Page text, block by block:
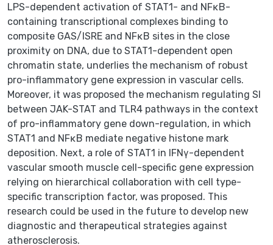
LPS-dependent activation of STAT1- and NFκB-
containing transcriptional complexes binding to
composite GAS/ISRE and NFκB sites in the close
proximity on DNA, due to STAT1-dependent open
chromatin state, underlies the mechanism of robust
pro-inflammatory gene expression in vascular cells.
Moreover, it was proposed the mechanism regulating SI
between JAK-STAT and TLR4 pathways in the context
of pro-inflammatory gene down-regulation, in which
STAT1 and NFκB mediate negative histone mark
deposition. Next, a role of STAT1 in IFNγ-dependent
vascular smooth muscle cell-specific gene expression
relying on hierarchical collaboration with cell type-
specific transcription factor, was proposed. This
research could be used in the future to develop new
diagnostic and therapeutical strategies against